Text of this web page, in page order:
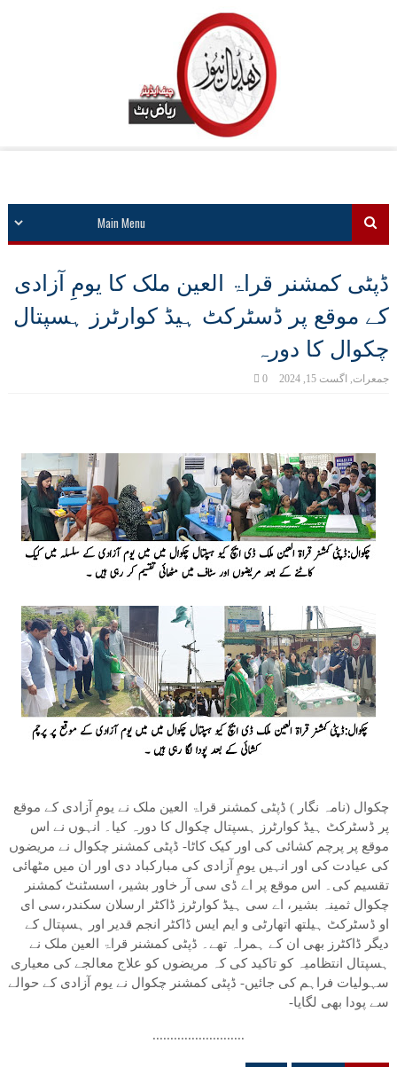
ڈپٹی کمشنر قراۃ العین ملک کا یومِ آزادی
کے موقع پر ڈسٹرکٹ ہیڈ کوارٹرز ہسپتال
چکوال کا دورہ
جمعرات, اگست 15, 2024 0
چکوال (نامہ نگار ) ڈپٹی کمشنر قراۃ العین ملک نے یومِ آزادی کے موقع
پر ڈسٹرکٹ ہیڈ کوارٹرز ہسپتال چکوال کا دورہ کیا۔ انہوں نے اس
موقع پر پرچم کشائی کی اور کیک کاٹا- ڈپٹی کمشنر چکوال نے مریضوں
کی عیادت کی اور انہیں یومِ آزادی کی مبارکباد دی اور ان میں مٹھائی
تقسیم کی۔ اس موقع پر اے ڈی سی آر خاور بشیر، اسسٹنٹ کمشنر
چکوال ثمینہ بشیر، اے سی ہیڈ کوارٹرز ڈاکٹر ارسلان سکندر،سی ای
او ڈسٹرکٹ ہیلتھ اتھارٹی و ایم ایس ڈاکٹر انجم قدیر اور ہسپتال کے
دیگر ڈاکٹرز بھی ان کے ہمراہ تھے۔ ڈپٹی کمشنر قراۃ العین ملک نے
ہسپتال انتظامیہ کو تاکید کی کہ مریضوں کو علاج معالجے کی معیاری
سہولیات فراہم کی جائیں- ڈپٹی کمشنر چکوال نے یوم آزادی کے حوالے
سے پودا بھی لگایا-
..........................